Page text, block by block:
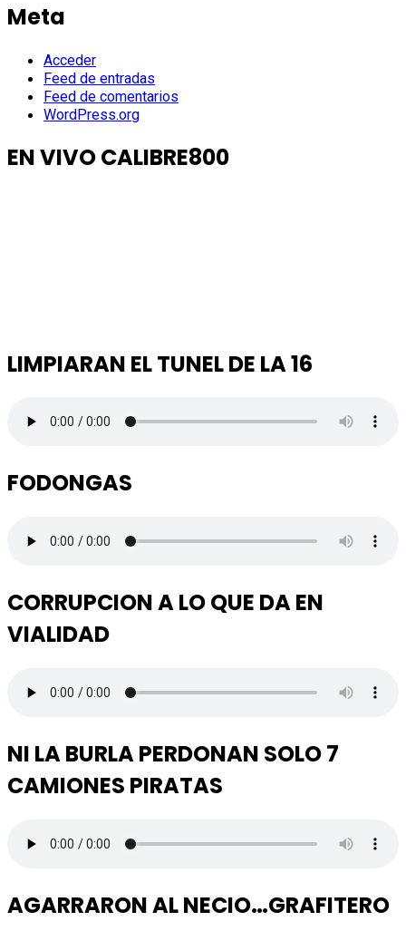
Meta
Acceder
Feed de entradas
Feed de comentarios
WordPress.org
EN VIVO CALIBRE800
LIMPIARAN EL TUNEL DE LA 16
FODONGAS
CORRUPCION A LO QUE DA EN
VIALIDAD
NI LA BURLA PERDONAN SOLO 7
CAMIONES PIRATAS
AGARRARON AL NECIO…GRAFITERO